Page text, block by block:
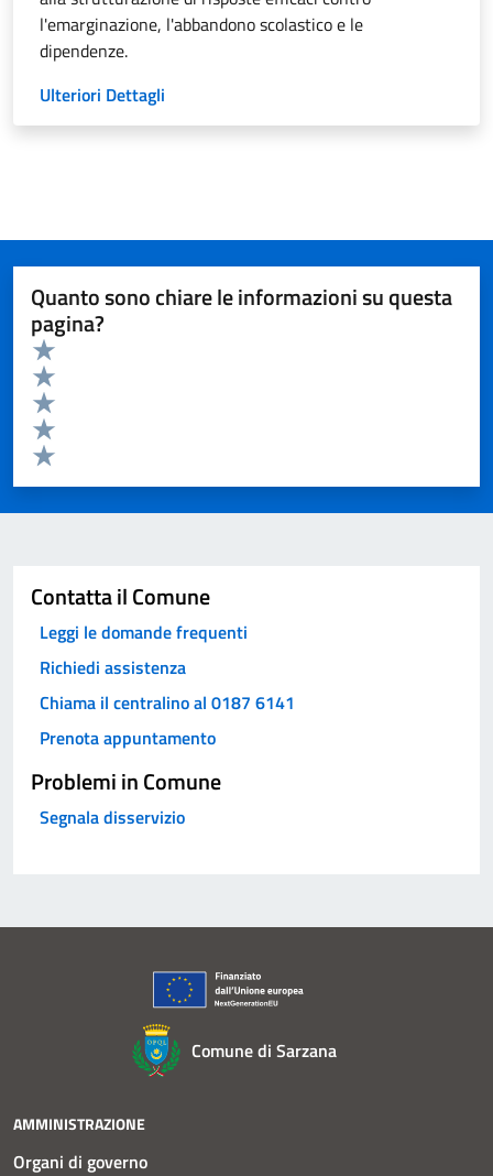
l'emarginazione, l'abbandono scolastico e le
dipendenze.
Ulteriori Dettagli
Quanto sono chiare le informazioni su questa
pagina?
Valuta da 1 a 5 stelle la pagina
Valuta 5 stelle su 5
Valuta 4 stelle su 5
Valuta 3 stelle su 5
Valuta 2 stelle su 5
Valuta 1 stelle su 5
Contatta il Comune
Leggi le domande frequenti
Richiedi assistenza
Chiama il centralino al 0187 6141
Prenota appuntamento
Problemi in Comune
Segnala disservizio
Comune di Sarzana
AMMINISTRAZIONE
Organi di governo